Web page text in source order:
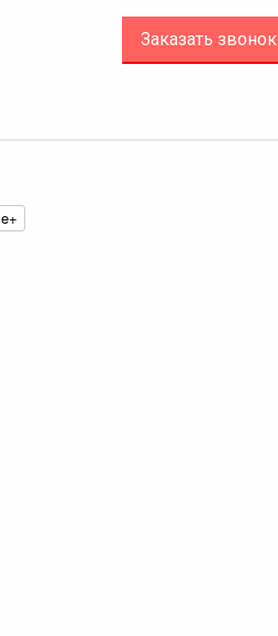
Заказать звонок